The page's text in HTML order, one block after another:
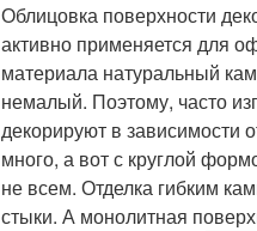
Облицовка поверхности
активно применяется для
материала натуральный
немалый. Поэтому, часто
декорируют в зависимости
много, а вот с круглой
не всем. Отделка гибким
стыки. А монолитная